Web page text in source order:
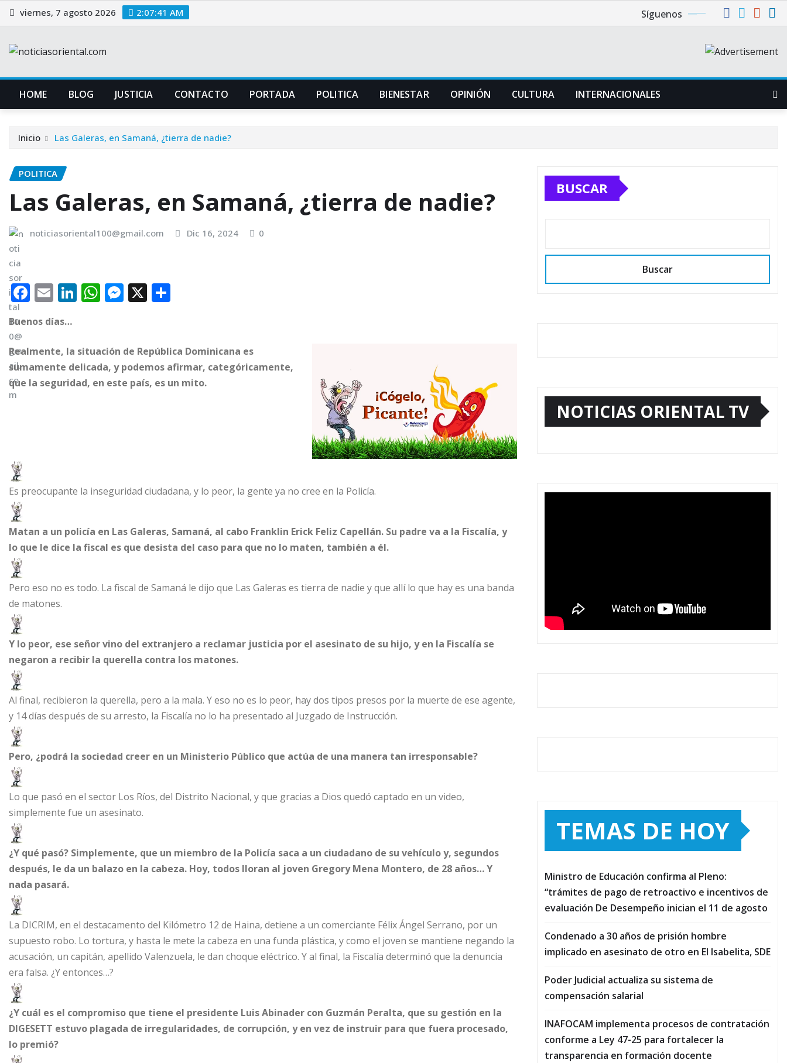
Saltar
al
viernes, 7 agosto 2026 2:07:42 AM Síguenos
HOME BLOG JUSTICIA CONTACTO PORTADA POLITICA BIENESTAR OPINIÓN CULTURA INTERNACIONALES
Inicio Las Galeras, en Samaná, ¿tierra de nadie?
POLITICA
Las Galeras, en Samaná, ¿tierra de nadie?
noticiasoriental100@gmail.com Dic 16, 2024 0
F
c
e
b
o
E
m
ai
l
Li
e
dI
n
W
s
A
p
M
e
n
g
X
p
ar
ti
Buenos días…
Realmente, la situación de República Dominicana es
sumamente delicada, y podemos afirmar, categóricamente,
que la seguridad, en este país, es un mito.
Es preocupante la inseguridad ciudadana, y lo peor, la gente ya no cree en la Policía.
Matan a un policía en Las Galeras, Samaná, al cabo Franklin Erick Feliz Capellán. Su padre va a la Fiscalía, y
lo que le dice la fiscal es que desista del caso para que no lo maten, también a él.
Pero eso no es todo. La fiscal de Samaná le dijo que Las Galeras es tierra de nadie y que allí lo que hay es una banda
de matones.
Y lo peor, ese señor vino del extranjero a reclamar justicia por el asesinato de su hijo, y en la Fiscalía se
negaron a recibir la querella contra los matones.
Al final, recibieron la querella, pero a la mala. Y eso no es lo peor, hay dos tipos presos por la muerte de ese agente,
y 14 días después de su arresto, la Fiscalía no lo ha presentado al Juzgado de Instrucción.
Pero, ¿podrá la sociedad creer en un Ministerio Público que actúa de una manera tan irresponsable?
Lo que pasó en el sector Los Ríos, del Distrito Nacional, y que gracias a Dios quedó captado en un video,
simplemente fue un asesinato.
¿Y qué pasó? Simplemente, que un miembro de la Policía saca a un ciudadano de su vehículo y, segundos
después, le da un balazo en la cabeza. Hoy, todos lloran al joven Gregory Mena Montero, de 28 años… Y
nada pasará.
La DICRIM, en el destacamento del Kilómetro 12 de Haina, detiene a un comerciante Félix Ángel Serrano, por un
supuesto robo. Lo tortura, y hasta le mete la cabeza en una funda plástica, y como el joven se mantiene negando la
acusación, un capitán, apellido Valenzuela, le dan choque eléctrico. Y al final, la Fiscalía determinó que la denuncia
era falsa. ¿Y entonces…?
¿Y cuál es el compromiso que tiene el presidente Luis Abinader con Guzmán Peralta, que su gestión en la
DIGESETT estuvo plagada de irregularidades, de corrupción, y en vez de instruir para que fuera procesado,
lo premió?
BUSCAR
Buscar
NOTICIAS ORIENTAL TV
TEMAS DE HOY
Ministro de Educación confirma al Pleno:
“trámites de pago de retroactivo e incentivos de
evaluación De Desempeño inician el 11 de agosto
Condenado a 30 años de prisión hombre
implicado en asesinato de otro en El Isabelita, SDE
Poder Judicial actualiza su sistema de
compensación salarial
INAFOCAM implementa procesos de contratación
conforme a Ley 47-25 para fortalecer la
transparencia en formación docente